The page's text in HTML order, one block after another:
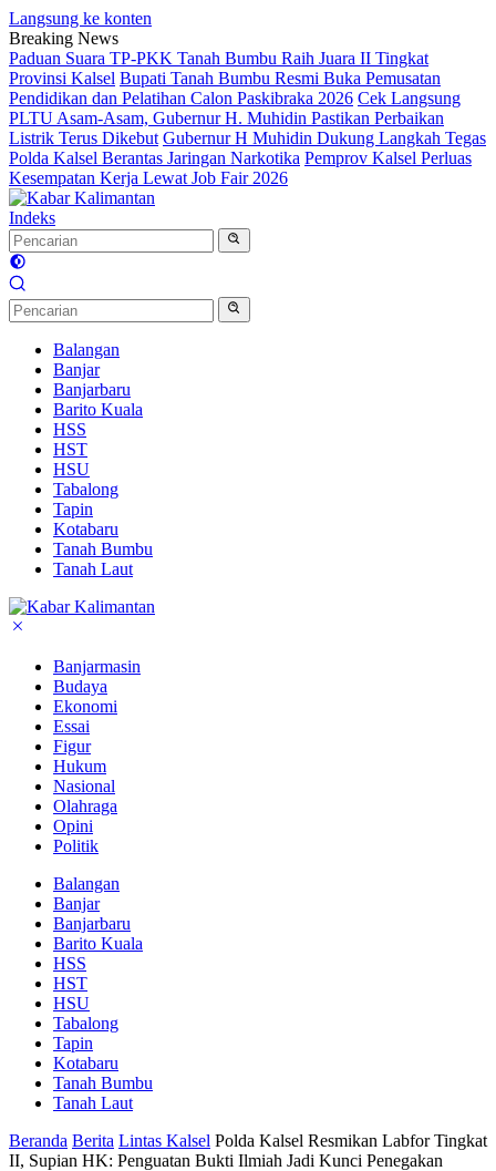
Langsung ke konten
Breaking News
Paduan Suara TP-PKK Tanah Bumbu Raih Juara II Tingkat
Provinsi Kalsel Bupati Tanah Bumbu Resmi Buka Pemusatan
Pendidikan dan Pelatihan Calon Paskibraka 2026 Cek Langsung
PLTU Asam-Asam, Gubernur H. Muhidin Pastikan Perbaikan
Listrik Terus Dikebut Gubernur H Muhidin Dukung Langkah Tegas
Polda Kalsel Berantas Jaringan Narkotika Pemprov Kalsel Perluas
Kesempatan Kerja Lewat Job Fair 2026
Indeks
Balangan
Banjar
Banjarbaru
Barito Kuala
HSS
HST
HSU
Tabalong
Tapin
Kotabaru
Tanah Bumbu
Tanah Laut
Banjarmasin
Budaya
Ekonomi
Essai
Figur
Hukum
Nasional
Olahraga
Opini
Politik
Balangan
Banjar
Banjarbaru
Barito Kuala
HSS
HST
HSU
Tabalong
Tapin
Kotabaru
Tanah Bumbu
Tanah Laut
Beranda Berita Lintas Kalsel Polda Kalsel Resmikan Labfor Tingkat
II, Supian HK: Penguatan Bukti Ilmiah Jadi Kunci Penegakan